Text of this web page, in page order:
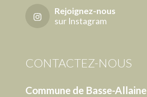
Rejoignez-nous
sur Instagram
CONTACTEZ-NOUS
Commune de Basse-Allaine